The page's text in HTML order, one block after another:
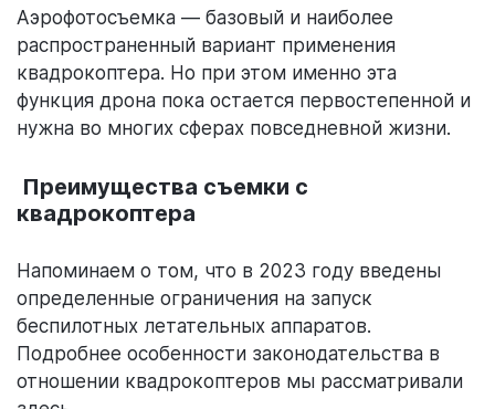
Аэрофотосъемка — базовый и наиболее
распространенный вариант применения
квадрокоптера. Но при этом именно эта
функция дрона пока остается первостепенной и
нужна во многих сферах повседневной жизни.
Преимущества съемки с
квадрокоптера
Напоминаем о том, что в 2023 году введены
определенные ограничения на запуск
беспилотных летательных аппаратов.
Подробнее особенности законодательства в
отношении квадрокоптеров мы рассматривали